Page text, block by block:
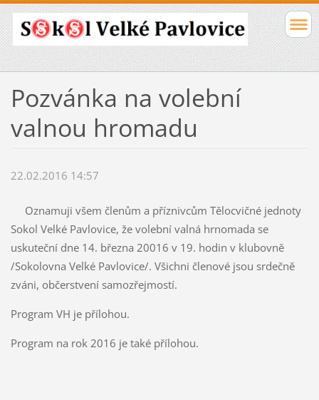
Pozvánka na volební
valnou hromadu
22.02.2016 14:57
Oznamuji všem členům a příznivcům Tělocvičné jednoty
Sokol Velké Pavlovice, že volební valná hrnomada se
uskuteční dne 14. března 20016 v 19. hodin v klubovně
/Sokolovna Velké Pavlovice/. Všichni členové jsou srdečně
zváni, občerstvení samozřejmostí.
Program VH je přílohou.
Program na rok 2016 je také přílohou.